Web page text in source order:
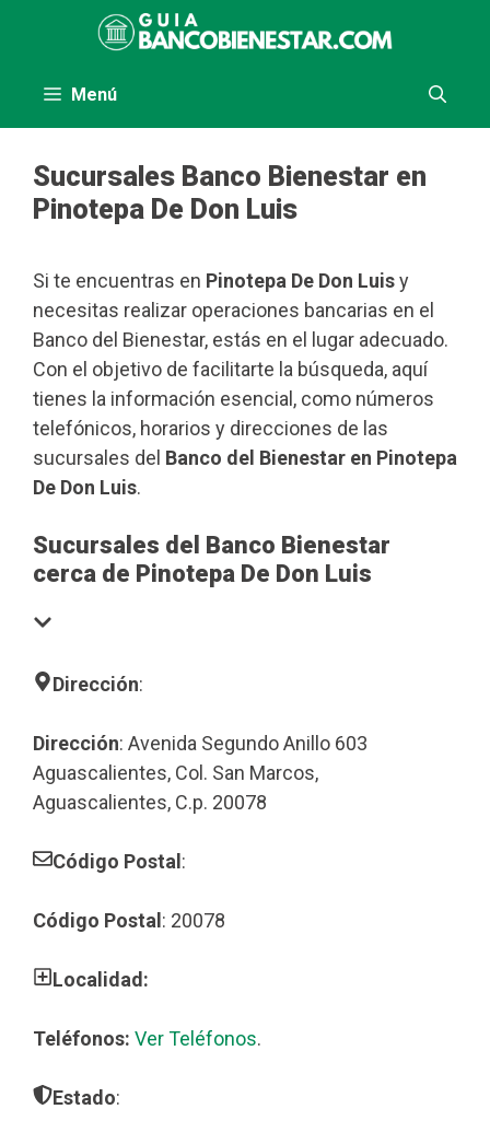
Menú
Sucursales Banco Bienestar en
Pinotepa De Don Luis
Si te encuentras en Pinotepa De Don Luisy
necesitas realizar operaciones bancarias en el
Banco del Bienestar, estás en el lugar adecuado.
Con el objetivo de facilitarte la búsqueda, aquí
tienes la información esencial, como números
telefónicos, horarios y direcciones de las
sucursales del Banco del Bienestar en Pinotepa
De Don Luis.
Sucursales del Banco Bienestar
cerca de Pinotepa De Don Luis
Dirección:
Dirección: Avenida Segundo Anillo 603
Aguascalientes, Col. San Marcos,
Aguascalientes, C.p. 20078
Código Postal :
Código Postal : 20078
Localidad:
Teléfonos: Ver Teléfonos.
Estado: